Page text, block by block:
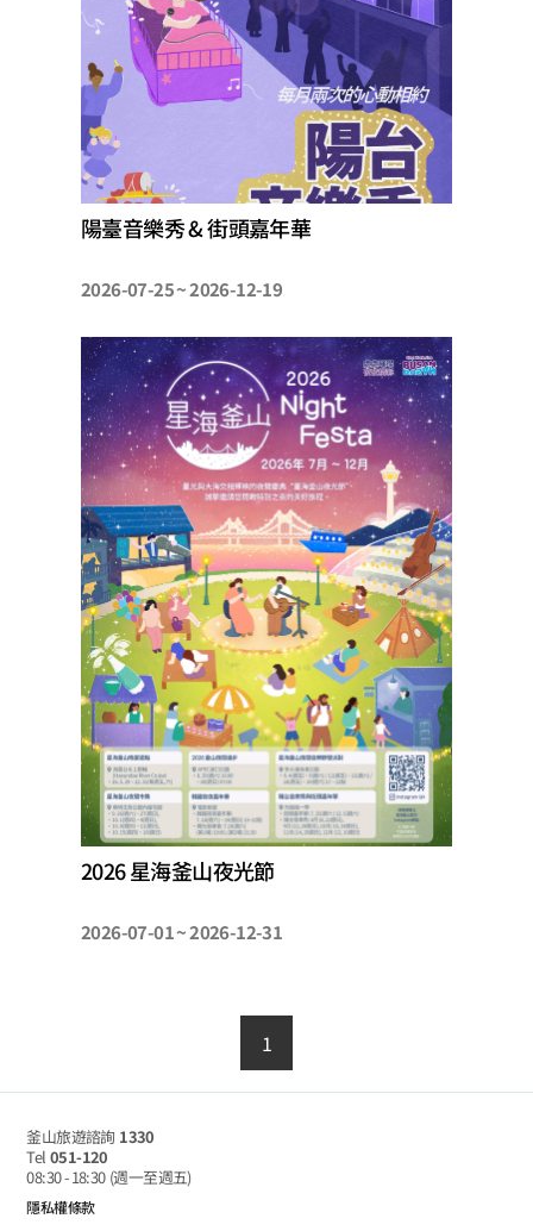
陽臺音樂秀 & 街頭嘉年華
2026-07-25 ~ 2026-12-19
2026 星海釜山夜光節
2026-07-01 ~ 2026-12-31
1
釜山旅遊諮詢 1330
Tel 051-120
08:30 - 18:30 (週一至週五)
隱私權條款